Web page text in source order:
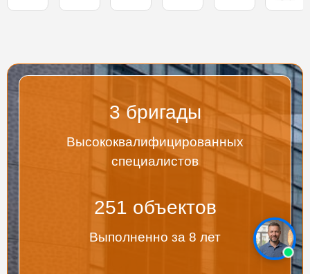
3бригады
Высококвалифицированных
специалистов
267 объектов
Выполненно за 8 лет